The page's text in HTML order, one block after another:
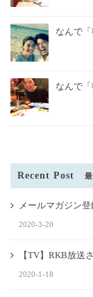
なんで
なんで
Recent Post
メールマガジン登
2020-3-20
【TV】RKB放送
2020-1-18